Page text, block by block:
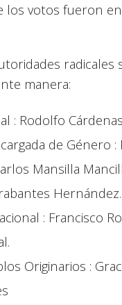
los votos fueron
radicales
manera:
: Rodolfo
de Género :
Mansilla
Hernández.
: Francisco
Originarios :